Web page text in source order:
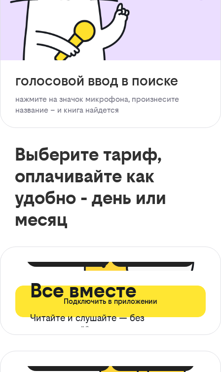
голосовой ввод в поиске
нажмите на значок микрофона, произнесите
название – и книга найдется
Выберите тариф,
оплачивайте как
удобно - день или
месяц
Все вместе
Читайте и слушайте — без
ограничений*
Подключить в приложении